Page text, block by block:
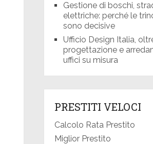
Gestione di boschi,
elettriche: perché le
sono decisive
Ufficio Design Italia,
progettazione e
uffici su misura
PRESTITI VELOCI
Calcolo Rata Prestito
Miglior Prestito